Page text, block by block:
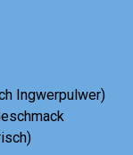
Ingwerpulwer)